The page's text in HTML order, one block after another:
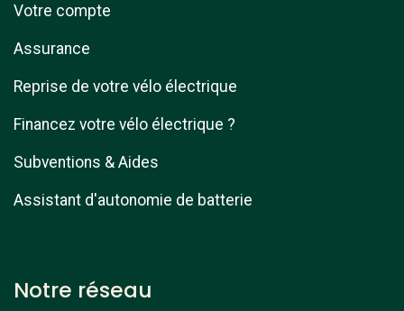
Votre compte
Assurance
Reprise de votre vélo électrique
Financez votre vélo électrique ?
Subventions & Aides
Assistant d'autonomie de batterie
Notre réseau